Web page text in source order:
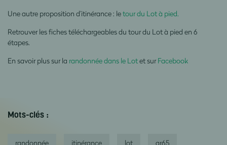
Une autre proposition d’itinérance : letour du Lot à pied.
Retrouver les fiches téléchargeables du tour du Lot à pied en 6
étapes.
En savoir plus sur la randonnée dans le Lotet sur Facebook
Mots-clés :
randonnée itinérance lot gr65